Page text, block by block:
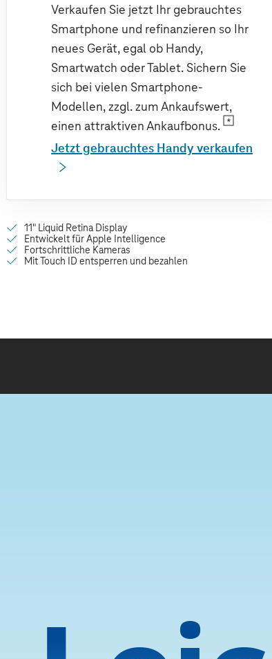
Verkaufen Sie jetzt Ihr gebrauchtes
Smartphone und refinanzieren so Ihr
neues Gerät, egal ob Handy,
Smartwatch oder Tablet. Sichern Sie
sich bei vielen Smartphone-
Modellen, zzgl. zum Ankaufswert,
einen attraktiven Ankaufbonus.
Jetzt gebrauchtes Handy verkaufen